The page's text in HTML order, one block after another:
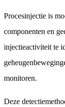
Procesinjectie is
componenten en
injectieactiviteit te
monitoren.
Deze